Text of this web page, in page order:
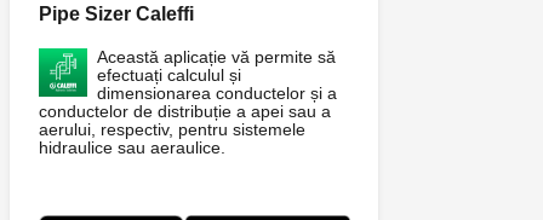
Pipe Sizer Caleffi
Această aplicație vă permite să
efectuați calculul și
dimensionarea conductelor și a
conductelor de distribuție a apei sau a
aerului, respectiv, pentru sistemele
hidraulice sau aeraulice.